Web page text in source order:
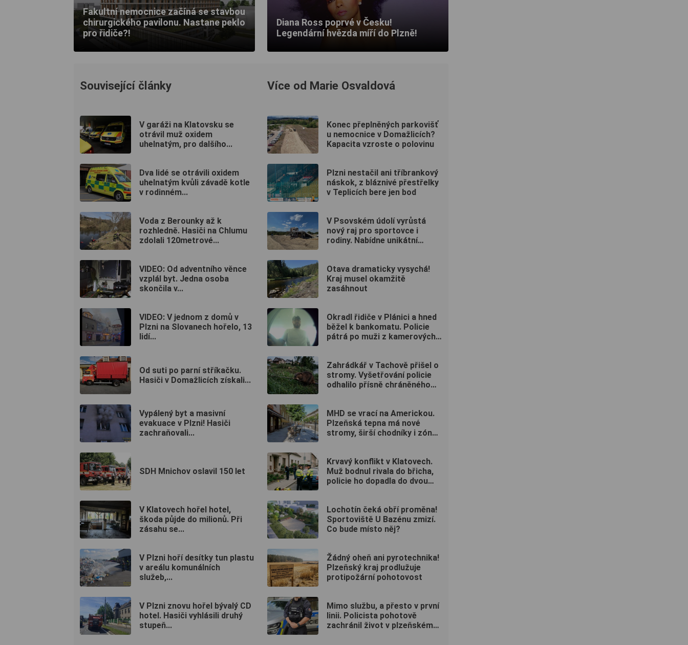
Fakultní nemocnice začíná se stavbou
chirurgického pavilonu. Nastane peklo
pro řidiče?!
Diana Ross poprvé v Česku!
Legendární hvězda míří do Plzně!
Související články
V garáži na Klatovsku se
otrávil muž oxidem
uhelnatým, pro dalšího...
Dva lidé se otrávili oxidem
uhelnatým kvůli závadě kotle
v rodinném...
Voda z Berounky až k
rozhledně. Hasiči na Chlumu
zdolali 120metrové...
VIDEO: Od adventního věnce
vzplál byt. Jedna osoba
skončila v...
VIDEO: V jednom z domů v
Plzni na Slovanech hořelo, 13
lidí...
Od suti po parní stříkačku.
Hasiči v Domažlicích získali...
Vypálený byt a masivní
evakuace v Plzni! Hasiči
zachraňovali...
SDH Mnichov oslavil 150 let
V Klatovech hořel hotel,
škoda půjde do milionů. Při
zásahu se...
V Plzni hoří desítky tun plastu
v areálu komunálních
služeb,...
V Plzni znovu hořel bývalý CD
hotel. Hasiči vyhlásili druhý
stupeň...
Více od Marie Osvaldová
Konec přeplněných parkovišť
u nemocnice v Domažlicích?
Kapacita vzroste o polovinu
Plzni nestačil ani tříbrankový
náskok, z bláznivé přestřelky
v Teplicích bere jen bod
V Psovském údolí vyrůstá
nový raj pro sportovce i
rodiny. Nabídne unikátní
Otava dramaticky vysychá!
Kraj musel okamžitě
zasáhnout
Okradl řidiče v Plánici a hned
běžel k bankomatu. Policie
pátrá po muži z kamerových
Zahrádkář v Tachově přišel o
stromy. Vyšetřování policie
odhalilo přísně chráněného
MHD se vrací na Americkou.
Plzeňská tepna má nové
stromy, širší chodníky i zónu
Krvavý konflikt v Klatovech.
Muž bodnul rivala do břicha,
policie ho dopadla do dvou
Lochotín čeká obří proměna!
Sportoviště U Bazénu zmizí.
Co bude místo něj?
Žádný oheň ani pyrotechnika!
Plzeňský kraj prodlužuje
protipožární pohotovost
Mimo službu, a přesto v první
linii. Policista pohotově
zachránil život v plzeňském